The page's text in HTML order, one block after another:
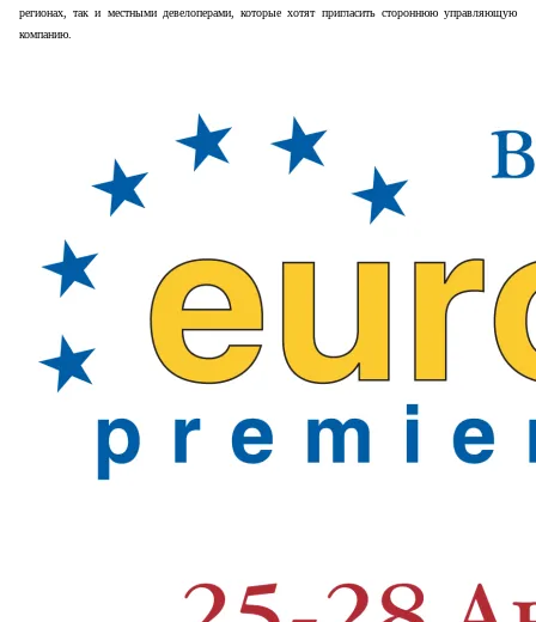
регионах, так и местными девелоперами, которые хотят пригласить стороннюю управляющую
компанию.